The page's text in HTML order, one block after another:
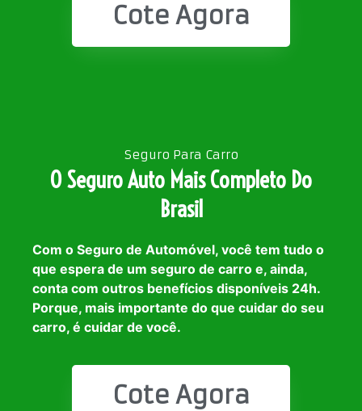
Cote Agora
Seguro Para Carro
O Seguro Auto Mais Completo Do
Brasil
Com o Seguro de Automóvel, você tem tudo o
que espera de um seguro de carro e, ainda,
conta com outros benefícios disponíveis 24h.
Porque, mais importante do que cuidar do seu
carro, é cuidar de você.
Cote Agora